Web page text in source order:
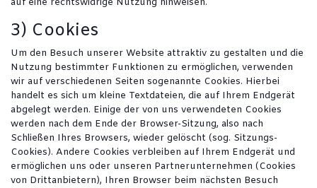
auf eine rechtswidrige Nutzung hinweisen.
3) Cookies
Um den Besuch unserer Website attraktiv zu gestalten und die
Nutzung bestimmter Funktionen zu ermöglichen, verwenden
wir auf verschiedenen Seiten sogenannte Cookies. Hierbei
handelt es sich um kleine Textdateien, die auf Ihrem Endgerät
abgelegt werden. Einige der von uns verwendeten Cookies
werden nach dem Ende der Browser-Sitzung, also nach
Schließen Ihres Browsers, wieder gelöscht (sog. Sitzungs-
Cookies). Andere Cookies verbleiben auf Ihrem Endgerät und
ermöglichen uns oder unseren Partnerunternehmen (Cookies
von Drittanbietern), Ihren Browser beim nächsten Besuch